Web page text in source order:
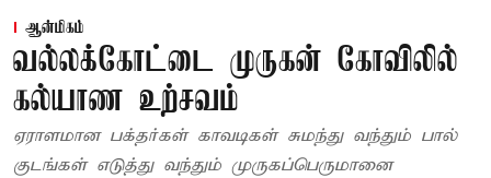
ஆன்மிகம்
வல்லக்கோட்டை முருகன் கோவிலில்
கல்யாண உற்சவம்
ஏராளமான பக்தர்கள் காவடிகள் சுமந்து வந்தும் பால்
குடங்கள் எடுத்து வந்தும் முருகப்பெருமானை